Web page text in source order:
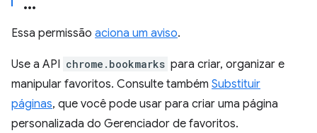
Essa permissão aciona um aviso.
Use a API chrome.bookmarks para criar, organizar e
manipular favoritos. Consulte também Substituir
páginas, que você pode usar para criar uma página
personalizada do Gerenciador de favoritos.